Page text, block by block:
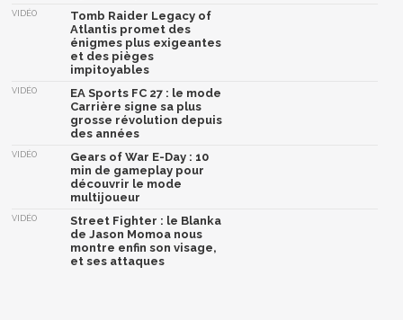
VIDÉO
Tomb Raider Legacy of
Atlantis promet des
énigmes plus exigeantes
et des pièges
impitoyables
VIDÉO
EA Sports FC 27 : le mode
Carrière signe sa plus
grosse révolution depuis
des années
VIDÉO
Gears of War E-Day : 10
min de gameplay pour
découvrir le mode
multijoueur
VIDÉO
Street Fighter : le Blanka
de Jason Momoa nous
montre enfin son visage,
et ses attaques